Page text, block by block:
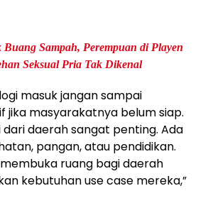
Buang Sampah, Perempuan di Playen
Seksual Pria Tak Dikenal
masuk jangan sampai
jika masyarakatnya belum siap.
dari daerah sangat penting. Ada
pangan, atau pendidikan.
ruang bagi daerah
kebutuhan use case mereka,”